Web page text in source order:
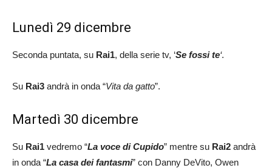
Lunedì 29 dicembre
Seconda puntata, su Rai1, della serie tv, ‘Se fossi te‘.
Su Rai3 andrà in onda “Vita da gatto”.
Martedì 30 dicembre
Su Rai1 vedremo “La voce di Cupido” mentre su Rai2 andrà
in onda “La casa dei fantasmi” con Danny DeVito, Owen